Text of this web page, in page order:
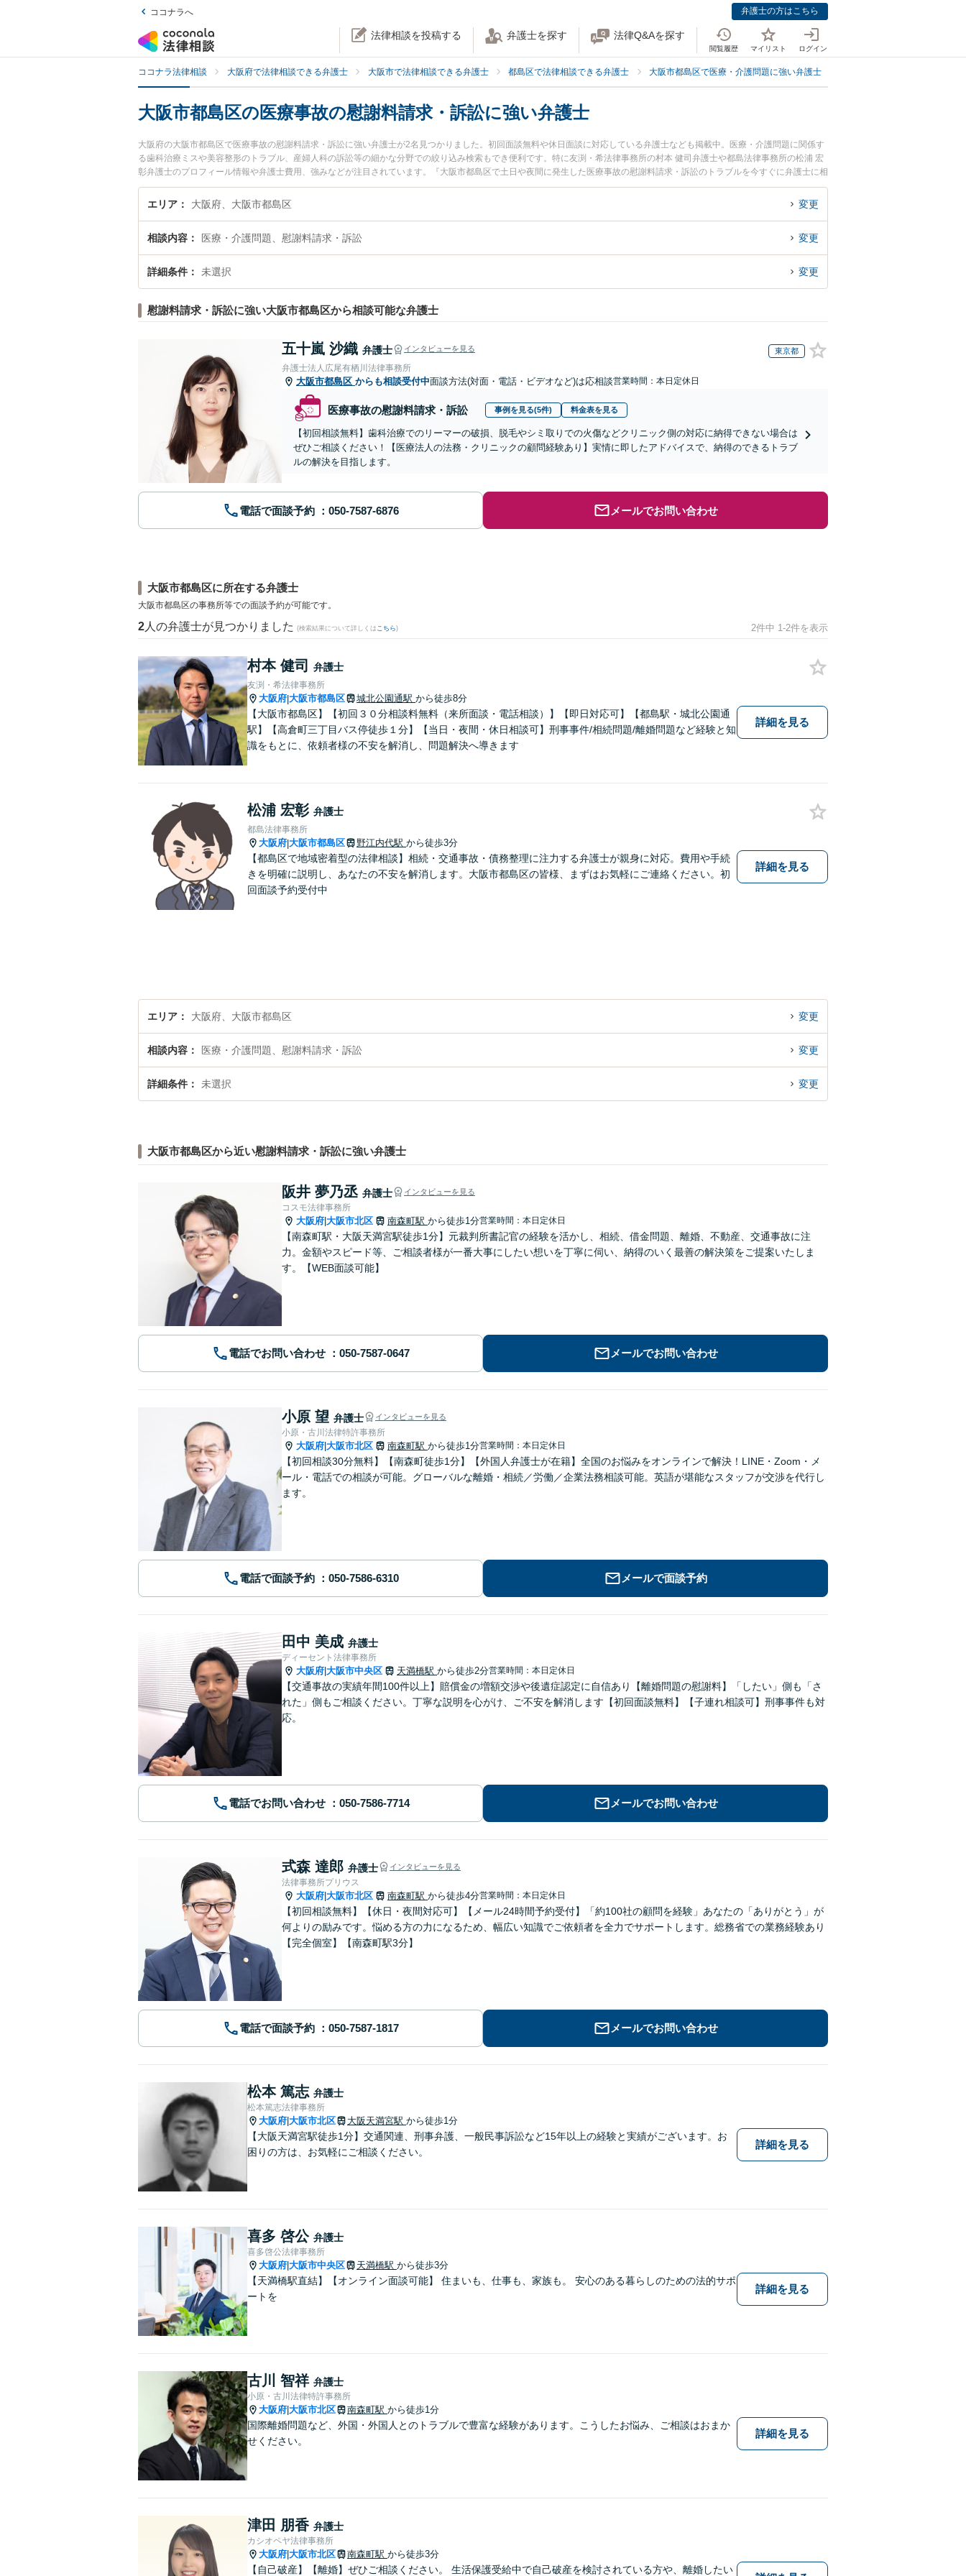
ココナラへ 弁護士の方はこちら
法律相談を投稿する 弁護士を探す 法律Q&Aを探す
閲覧履歴 マイリスト ログイン
ココナラ法律相談 大阪府で法律相談できる弁護士 大阪市で法律相談できる弁護士 都島区で法律相談できる弁護士 大阪市都島区で医療・介護問題に強い弁護士
大阪市都島区の医療事故の慰謝料請求・訴訟に強い弁護士
大阪府の大阪市都島区で医療事故の慰謝料請求・訴訟に強い弁護士が2名見つかりました。初回面談無料や休日面談に対応している弁護士なども掲載中。医療・介護問題に関係す
る歯科治療ミスや美容整形のトラブル、産婦人科の訴訟等の細かな分野での絞り込み検索もでき便利です。特に友渕・希法律事務所の村本 健司弁護士や都島法律事務所の松浦 宏
彰弁護士のプロフィール情報や弁護士費用、強みなどが注目されています。『大阪市都島区で土日や夜間に発生した医療事故の慰謝料請求・訴訟のトラブルを今すぐに弁護士に相
談したい』『医療事故の慰謝料請求・訴訟のトラブル解決の実績豊富な近くの弁護士を検索したい』『初回相談無料で医療事故の慰謝料請求・訴訟を法律相談できる大阪市都島区
内の弁護士に相談予約したい』などでお困りの相談者さんにおすすめです。
エリア 大阪府、大阪市都島区 変更
相談内容 医療・介護問題、慰謝料請求・訴訟 変更
詳細条件 未選択 変更
慰謝料請求・訴訟に強い大阪市都島区から相談可能な弁護士
五十嵐 沙織 弁護士 インタビューを見る 東京都
弁護士法人広尾有栖川法律事務所
大阪市都島区 からも相談受付中面談方法(対面・電話・ビデオなど)は応相談営業時間：本日定休日
医療事故の慰謝料請求・訴訟 事例を見る(5件) 料金表を見る
【初回相談無料】歯科治療でのリーマーの破損、脱毛やシミ取りでの火傷などクリニック側の対応に納得できない場合は
ぜひご相談ください！【医療法人の法務・クリニックの顧問経験あり】実情に即したアドバイスで、納得のできるトラブ
ルの解決を目指します。
電話で面談予約 メールでお問い合わせ
大阪市都島区に所在する弁護士
大阪市都島区の事務所等での面談予約が可能です。
2 人の弁護士が見つかりました (検索結果について詳しくは こちら) 2件中 1-2件を表示
村本 健司 弁護士
友渕・希法律事務所
大阪府|大阪市都島区 城北公園通駅 から徒歩8分
【大阪市都島区】【初回３０分相談料無料（来所面談・電話相談）】【即日対応可】【都島駅・城北公園通
駅】【高倉町三丁目バス停徒歩１分】【当日・夜間・休日相談可】刑事事件/相続問題/離婚問題など経験と知
識をもとに、依頼者様の不安を解消し、問題解決へ導きます
詳細を見る
松浦 宏彰 弁護士
都島法律事務所
大阪府|大阪市都島区 野江内代駅 から徒歩3分
【都島区で地域密着型の法律相談】相続・交通事故・債務整理に注力する弁護士が親身に対応。費用や手続
きを明確に説明し、あなたの不安を解消します。大阪市都島区の皆様、まずはお気軽にご連絡ください。初
回面談予約受付中
詳細を見る
エリア 大阪府、大阪市都島区 変更
相談内容 医療・介護問題、慰謝料請求・訴訟 変更
詳細条件 未選択 変更
大阪市都島区から近い慰謝料請求・訴訟に強い弁護士
阪井 夢乃丞 弁護士 インタビューを見る
コスモ法律事務所
大阪府 大阪市北区 南森町駅 から徒歩1分営業時間：本日定休日
【南森町駅・大阪天満宮駅徒歩1分】元裁判所書記官の経験を活かし、相続、借金問題、離婚、不動産、交通事故に注
力。金額やスピード等、ご相談者様が一番大事にしたい想いを丁寧に伺い、納得のいく最善の解決策をご提案いたしま
す。【WEB面談可能】
電話でお問い合わせ メールでお問い合わせ
小原 望 弁護士 インタビューを見る
小原・古川法律特許事務所
大阪府 大阪市北区 南森町駅 から徒歩1分営業時間：本日定休日
【初回相談30分無料】【南森町徒歩1分】【外国人弁護士が在籍】全国のお悩みをオンラインで解決！LINE・Zoom・メ
ール・電話での相談が可能。グローバルな離婚・相続／労働／企業法務相談可能。英語が堪能なスタッフが交渉を代行し
ます。
電話で面談予約 メールで面談予約
田中 美成 弁護士
ディーセント法律事務所
大阪府 大阪市中央区 天満橋駅 から徒歩2分営業時間：本日定休日
【交通事故の実績年間100件以上】賠償金の増額交渉や後遺症認定に自信あり【離婚問題の慰謝料】「したい」側も「さ
れた」側もご相談ください。丁寧な説明を心がけ、ご不安を解消します【初回面談無料】【子連れ相談可】刑事事件も対
応。
電話でお問い合わせ メールでお問い合わせ
式森 達郎 弁護士 インタビューを見る
法律事務所プリウス
大阪府 大阪市北区 南森町駅 から徒歩4分営業時間：本日定休日
【初回相談無料】【休日・夜間対応可】【メール24時間予約受付】「約100社の顧問を経験」あなたの「ありがとう」が
何よりの励みです。悩める方の力になるため、幅広い知識でご依頼者を全力でサポートします。総務省での業務経験あり
【完全個室】【南森町駅3分】
電話で面談予約 メールでお問い合わせ
松本 篤志 弁護士
松本篤志法律事務所
大阪府 大阪市北区 大阪天満宮駅 から徒歩1分
【大阪天満宮駅徒歩1分】交通関連、刑事弁護、一般民事訴訟など15年以上の経験と実績がございます。お
困りの方は、お気軽にご相談ください。
詳細を見る
喜多 啓公 弁護士
喜多啓公法律事務所
大阪府 大阪市中央区 天満橋駅 から徒歩3分
【天満橋駅直結】【オンライン面談可能】 住まいも、仕事も、家族も。 安心のある暮らしのための法的サポ
ートを
詳細を見る
古川 智祥 弁護士
小原・古川法律特許事務所
大阪府 大阪市北区 南森町駅 から徒歩1分
国際離婚問題など、外国・外国人とのトラブルで豊富な経験があります。こうしたお悩み、ご相談はおまか
せください。
詳細を見る
津田 朋香 弁護士
カシオペヤ法律事務所
大阪府 大阪市北区 南森町駅 から徒歩3分
【自己破産】【離婚】ぜひご相談ください。 生活保護受給中で自己破産を検討されている方や、離婚したい